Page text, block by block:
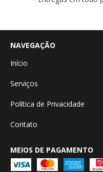
NAVEGAÇÃO
Início
Serviços
Política de Privacidade
Contato
MEIOS DE PAGAMENTO